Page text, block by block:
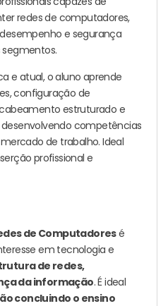
redes de computadores,
e segurança
segmentos.
e atual, o aluno aprende
configuração de
estruturado e
competências
de trabalho. Ideal
profissional e
de Computadoresé
em tecnologia e
de redes,
da informação. É ideal
concluindo o ensino